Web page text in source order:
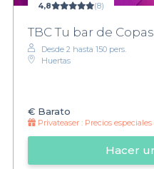
4,8 (8)
TBC Tu bar de Copas
Desde 2 hasta 150 pers.
Huertas
€ Barato
Privateaser : Precios especiales
Hacer